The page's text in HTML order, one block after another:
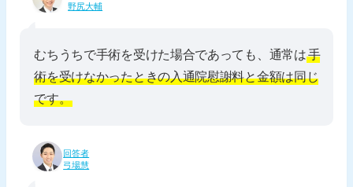
野尻大輔
むちうちで手術を受けた場合であっても、通常は手
術を受けなかったときの入通院慰謝料と金額は同じ
です。
回答者
弓場慧